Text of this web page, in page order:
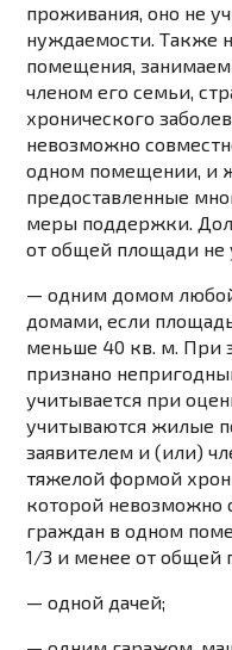
проживания, оно не
нуждаемости. Также
помещения,
членом его семьи,
хронического
невозможно
одном помещении, и
предоставленные
меры поддержки.
от общей площади не
— одним домом
домами, если
меньше 40 кв. м. При
признано
учитывается при
учитываются жилые
заявителем и (или)
тяжелой формой
которой невозможно
граждан в одном
1/3 и менее от общей
— одной дачей;